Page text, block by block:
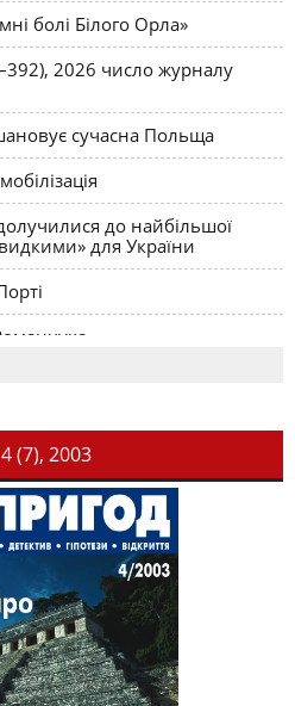
болі Білого Орла»
2026 число журналу
сучасна Польща
до найбільшої
для України
(7), 2003